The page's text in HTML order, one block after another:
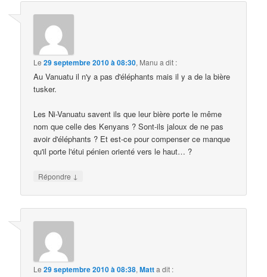
Le29 septembre 2010 à 08:30, Manu a dit :
Au Vanuatu il n'y a pas d'éléphants mais il y a de la bière
tusker.
Les Ni-Vanuatu savent ils que leur bière porte le même
nom que celle des Kenyans ? Sont-ils jaloux de ne pas
avoir d'éléphants ? Et est-ce pour compenser ce manque
qu'il porte l'étui pénien orienté vers le haut… ?
Répondre ↓
Le29 septembre 2010 à 08:38,Matta dit :